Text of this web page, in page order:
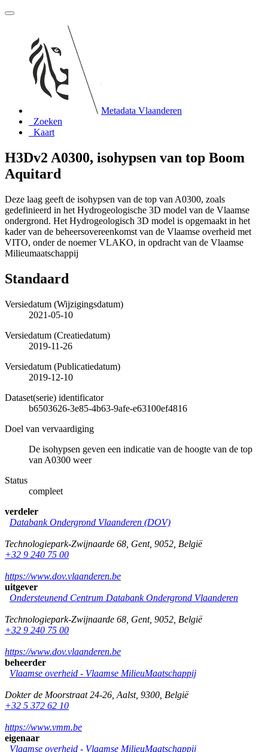
Metadata Vlaanderen
Zoeken
Kaart
H3Dv2 A0300, isohypsen van top Boom
Aquitard
Deze laag geeft de isohypsen van de top van A0300, zoals
gedefinieerd in het Hydrogeologische 3D model van de Vlaamse
ondergrond. Het Hydrogeologisch 3D model is opgemaakt in het
kader van de beheersovereenkomst van de Vlaamse overheid met
VITO, onder de noemer VLAKO, in opdracht van de Vlaamse
Milieumaatschappij
Standaard
Versiedatum (Wijzigingsdatum)
2021-05-10
Versiedatum (Creatiedatum)
2019-11-26
Versiedatum (Publicatiedatum)
2019-12-10
Dataset(serie) identificator
b6503626-3e85-4b63-9afe-e63100ef4816
Doel van vervaardiging
De isohypsen geven een indicatie van de hoogte van de top
van A0300 weer
Status
compleet
verdeler
Databank Ondergrond Vlaanderen (DOV)
Technologiepark-Zwijnaarde 68 Gent, 9052 België
+32 9 240 75 00
https://www.dov.vlaanderen.be
uitgever
Ondersteunend Centrum Databank Ondergrond Vlaanderen
Technologiepark-Zwijnaarde 68 Gent, 9052 België
+32 9 240 75 00
https://www.dov.vlaanderen.be
beheerder
Vlaamse overheid - Vlaamse MilieuMaatschappij
Dokter de Moorstraat 24-26 Aalst, 9300 België
+32 5 372 62 10
https://www.vmm.be
eigenaar
Vlaamse overheid - Vlaamse MilieuMaatschappij